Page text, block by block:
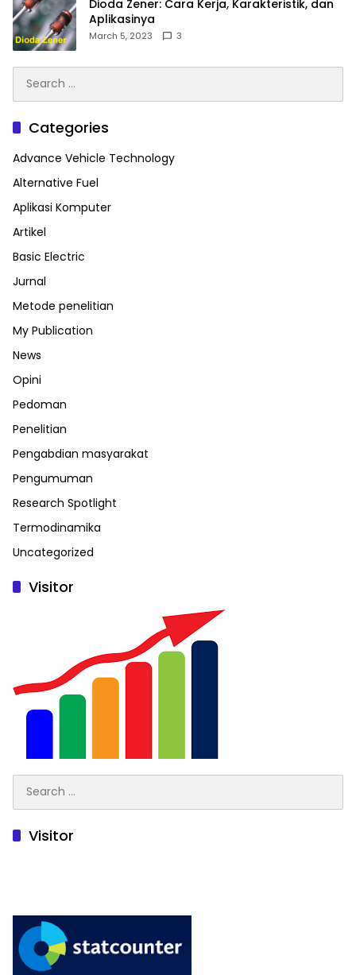
Dioda Zener: Cara Kerja, Karakteristik, dan
Aplikasinya
March 5, 2023 3
for:
Categories
Advance Vehicle Technology
Alternative Fuel
Aplikasi Komputer
Artikel
Basic Electric
Jurnal
Metode penelitian
My Publication
News
Opini
Pedoman
Penelitian
Pengabdian masyarakat
Pengumuman
Research Spotlight
Termodinamika
Uncategorized
Visitor
for:
Visitor